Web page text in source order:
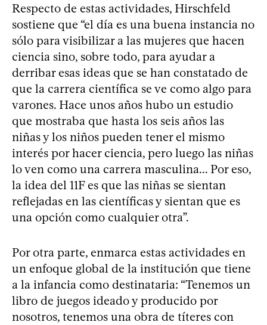
Respecto de estas actividades, Hirschfeld
sostiene que “el día es una buena instancia no
sólo para visibilizar a las mujeres que hacen
ciencia sino, sobre todo, para ayudar a
derribar esas ideas que se han constatado de
que la carrera científica se ve como algo para
varones. Hace unos años hubo un estudio
que mostraba que hasta los seis años las
niñas y los niños pueden tener el mismo
interés por hacer ciencia, pero luego las niñas
lo ven como una carrera masculina... Por eso,
la idea del 11F es que las niñas se sientan
reflejadas en las científicas y sientan que es
una opción como cualquier otra”.
Por otra parte, enmarca estas actividades en
un enfoque global de la institución que tiene
a la infancia como destinataria: “Tenemos un
libro de juegos ideado y producido por
nosotros, tenemos una obra de títeres con